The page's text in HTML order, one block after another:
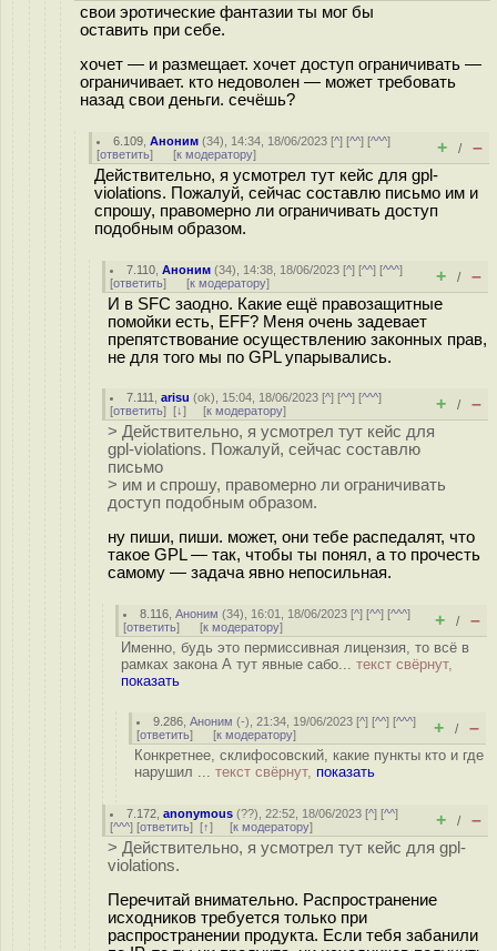
свои эротические фантазии ты мог бы
оставить при себе.
хочет — и размещает. хочет доступ ограничивать —
ограничивает. кто недоволен — может требовать
назад свои деньги. сечёшь?
6.109 ,Аноним (34), 14:34, 18/06/2023 [^] [^^] [^^^]
[ответить] [к модератору] + / –
Действительно, я усмотрел тут кейс для gpl-
violations. Пожалуй, сейчас составлю письмо им и
спрошу, правомерно ли ограничивать доступ
подобным образом.
7.110 ,Аноним (34), 14:38, 18/06/2023 [^] [^^] [^^^]
[ответить] [к модератору] + / –
И в SFC заодно. Какие ещё правозащитные
помойки есть, EFF? Меня очень задевает
препятствование осуществлению законных прав,
не для того мы по GPL упарывались.
7.111 ,arisu (ok), 15:04, 18/06/2023 [^] [^^] [^^^]
[ответить] [↓] [к модератору] + / –
> Действительно, я усмотрел тут кейс для
gpl-violations. Пожалуй, сейчас составлю
письмо
> им и спрошу, правомерно ли ограничивать
доступ подобным образом.
ну пиши, пиши. может, они тебе распедалят, что
такое GPL — так, чтобы ты понял, а то прочесть
самому — задача явно непосильная.
8.116 ,Аноним (34), 16:01, 18/06/2023 [^] [^^] [^^^]
[ответить] [к модератору] + / –
Именно, будь это пермиссивная лицензия, то всё в
рамках закона А тут явные сабо... текст свёрнут,
показать
9.286 ,Аноним (-), 21:34, 19/06/2023 [^] [^^] [^^^]
[ответить] [к модератору] + / –
Конкретнее, склифосовский, какие пункты кто и где
нарушил ... текст свёрнут, показать
7.172 ,anonymous (??), 22:52, 18/06/2023 [^] [^^]
[^^^] [ответить] [↑] [к модератору] + / –
> Действительно, я усмотрел тут кейс для gpl-
violations.
Перечитай внимательно. Распространение
исходников требуется только при
распространении продукта. Если тебя забанили